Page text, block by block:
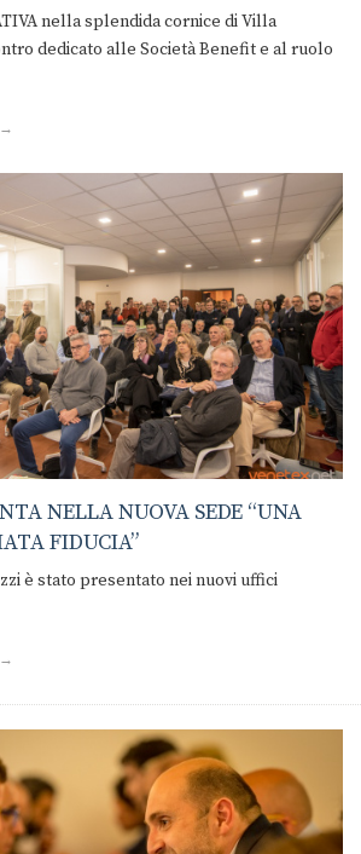
nella splendida cornice di Villa
dedicato alle Società Benefit e al ruolo
→
NELLA NUOVA SEDE “UNA
FIDUCIA”
è stato presentato nei nuovi uffici
→